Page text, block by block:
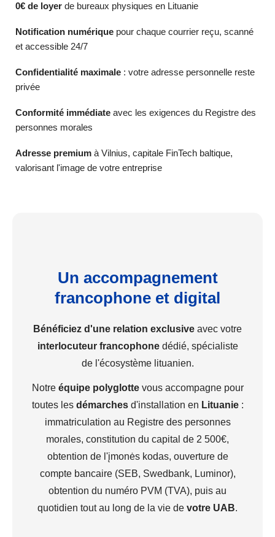
0€ de loyer de bureaux physiques en Lituanie
Notification numérique pour chaque courrier reçu, scanné
et accessible 24/7
Confidentialité maximale : votre adresse personnelle reste
privée
Conformité immédiate avec les exigences du Registre des
personnes morales
Adresse premium à Vilnius, capitale FinTech baltique,
valorisant l'image de votre entreprise
Un accompagnement
francophone et digital
Bénéficiez d'une relation exclusive avec votre
interlocuteur francophonedédié, spécialiste
de l'écosystème lituanien.
Notre équipe polyglottevous accompagne pour
toutes les démarchesd'installation en Lituanie:
immatriculation au Registre des personnes
morales, constitution du capital de 2 500€,
obtention de l'įmonės kodas, ouverture de
compte bancaire (SEB, Swedbank, Luminor),
obtention du numéro PVM (TVA), puis au
quotidien tout au long de la vie de votre UAB.